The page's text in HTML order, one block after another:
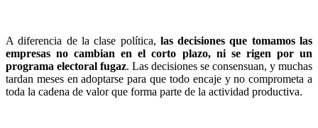
A diferencia de la clase política, las decisiones que tomamos las
empresas no cambian en el corto plazo, ni se rigen por un
programa electoral fugaz. Las decisiones se consensuan, y muchas
tardan meses en adoptarse para que todo encaje y no comprometa a
toda la cadena de valor que forma parte de la actividad productiva.